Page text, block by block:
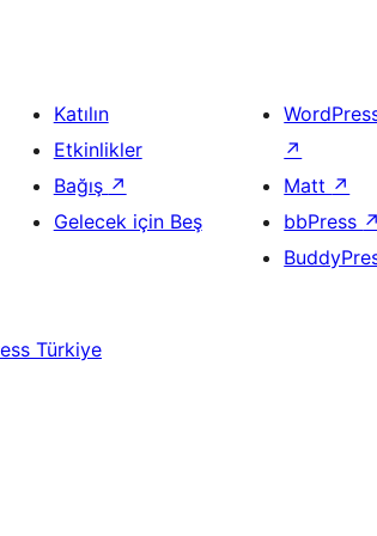
Katılın
Etkinlikler
Bağış ↗
Gelecek için Beş
↗
Matt ↗
bbPress ↗
Türkiye